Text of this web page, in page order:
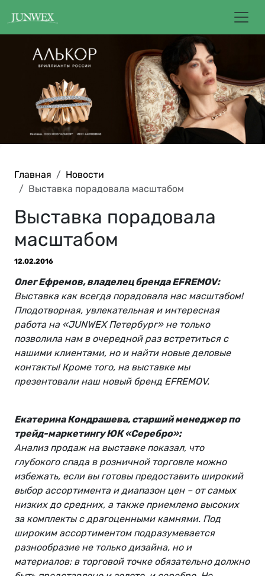
Главная
Новости
Выставка порадовала масштабом
Выставка порадовала
масштабом
12.02.2016
Олег Ефремов, владелец бренда EFREMOV:
Выставка как всегда порадовала нас масштабом!
Плодотворная, увлекательная и интересная
работа на «JUNWEX Петербург» не только
позволила нам в очередной раз встретиться с
нашими клиентами, но и найти новые деловые
контакты! Кроме того, на выставке мы
презентовали наш новый бренд EFREMOV.
Екатерина Кондрашева, старший менеджер по
трейд-маркетингу ЮК «Серебро»:
Анализ продаж на выставке показал, что
глубокого спада в розничной торговле можно
избежать, если вы готовы предоставить широкий
выбор ассортимента и диапазон цен – от самых
низких до средних, а также приемлемо высоких
за комплекты с драгоценными камнями. Под
широким ассортиментом подразумевается
разнообразие не только дизайна, но и
материалов: в торговой точке обязательно должно